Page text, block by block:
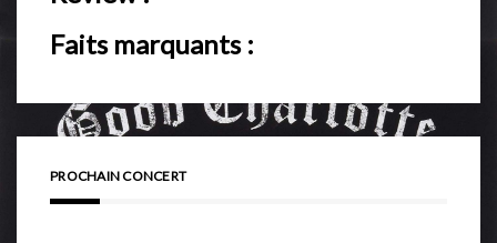
Faits marquants :
PROCHAIN CONCERT